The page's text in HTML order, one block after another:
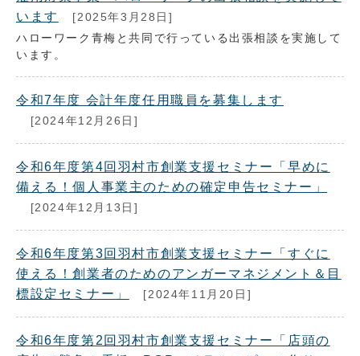
います
[2025年3月28日]
ハローワーク青梅と共同で行っている出張相談を実施して
います。
令和7年度 会計年度任用職員を募集します
[2024年12月26日]
令和6年度第4回羽村市創業支援セミナー「早めに
備える！個人事業主のための確定申告セミナー」
[2024年12月13日]
令和6年度第3回羽村市創業支援セミナー「すぐに
使える！創業者のためのアンガーマネジメント＆目
標設定セミナー」
[2024年11月20日]
令和6年度第2回羽村市創業支援セミナー「店頭の